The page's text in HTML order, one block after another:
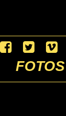
FOTOS